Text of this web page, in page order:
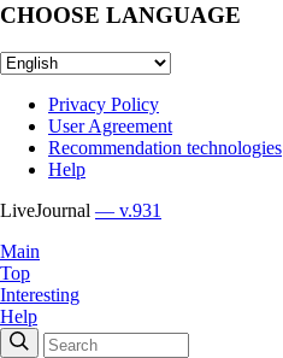
CHOOSE LANGUAGE
Privacy Policy
User Agreement
Recommendation technologies
Help
LiveJournal — v.931
Main
Top
Interesting
Help